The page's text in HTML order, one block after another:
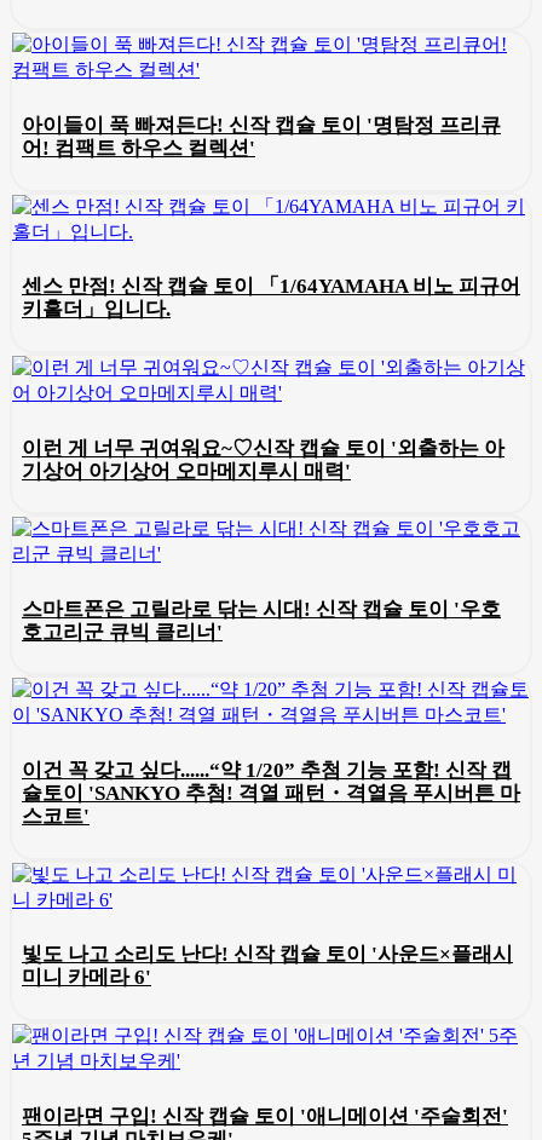
아이들이 푹 빠져든다! 신작 캡슐 토이 '명탐정 프리큐
어! 컴팩트 하우스 컬렉션'
센스 만점! 신작 캡슐 토이 「1/64YAMAHA 비노 피규어
키홀더」입니다.
이런 게 너무 귀여워요~♡신작 캡슐 토이 '외출하는 아
기상어 아기상어 오마메지루시 매력'
스마트폰은 고릴라로 닦는 시대! 신작 캡슐 토이 '우호
호고리군 큐빅 클리너'
이건 꼭 갖고 싶다......“약 1/20” 추첨 기능 포함! 신작 캡
슐토이 'SANKYO 추첨! 격열 패턴・격열음 푸시버튼 마
스코트'
빛도 나고 소리도 난다! 신작 캡슐 토이 '사운드×플래시
미니 카메라 6'
팬이라면 구입! 신작 캡슐 토이 '애니메이션 '주술회전'